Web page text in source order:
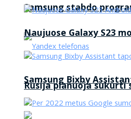
Samsung stabdo
Rusija planuoja sukurti
Naujuose Galaxy S23
Samsung Bixby